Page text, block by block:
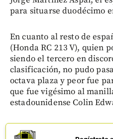
para situarse duodécimo
En cuanto al resto de
(Honda RC 213 V), quien
siendo el tercero en
clasificación, no pudo
octava plaza y peor fue
que fue vigésimo al
estadounidense Colin